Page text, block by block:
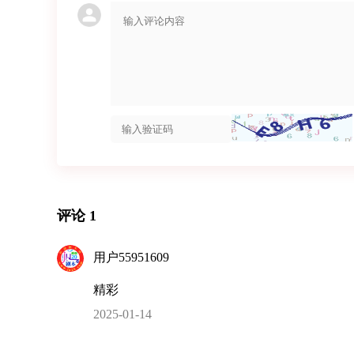
评论 1
用户55951609
精彩
2025-01-14